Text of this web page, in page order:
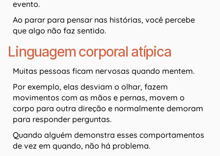
evento.
Ao parar para pensar nas histórias, você percebe
que algo não faz sentido.
Linguagem corporal atípica
Muitas pessoas ficam nervosas quando mentem.
Por exemplo, elas desviam o olhar, fazem
movimentos com as mãos e pernas, movem o
corpo para outra direção e normalmente demoram
para responder perguntas.
Quando alguém demonstra esses comportamentos
de vez em quando, não há problema.